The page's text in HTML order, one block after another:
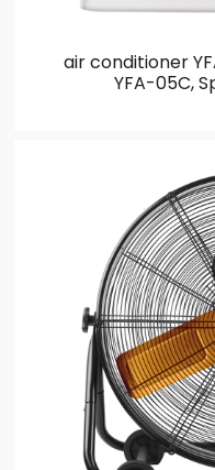
air conditioner
YFA-05C,